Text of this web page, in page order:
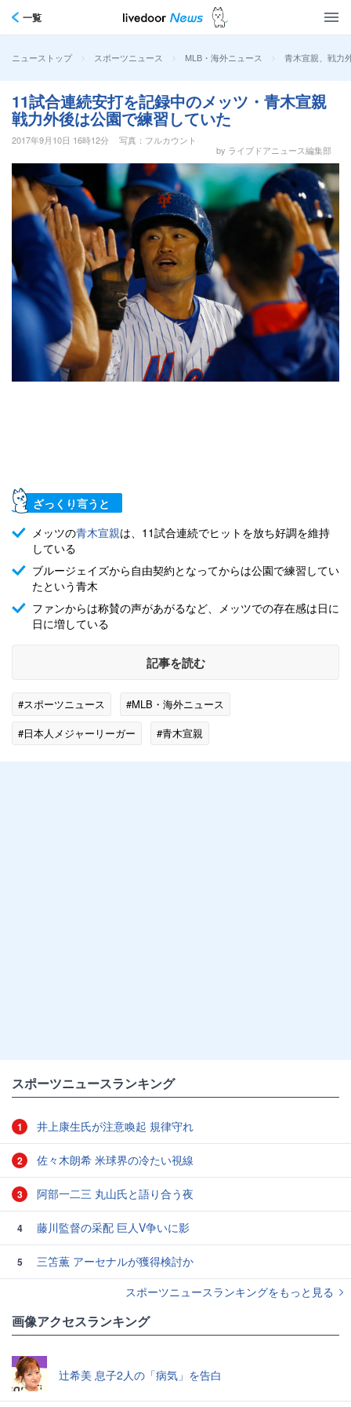
一覧
ニューストップ > スポーツニュース > MLB・海外ニュース > 青木宣親、戦力
11試合連続安打を記録中のメッツ・青木宣親
戦力外後は公園で練習していた
2017年9月10日 16時12分
写真：フルカウント
by ライブドアニュース編集部
ざっくり言うと
メッツの青木宣親は、11試合連続でヒットを放ち好調を維持
している
ブルージェイズから自由契約となってからは公園で練習してい
たという青木
ファンからは称賛の声があがるなど、メッツでの存在感は日に
日に増している
記事を読む
#スポーツニュース
#MLB・海外ニュース
#日本人メジャーリーガー
#青木宣親
スポーツニュースランキング
1 井上康生氏が注意喚起 規律守れ
2 佐々木朗希 米球界の冷たい視線
3 阿部一二三 丸山氏と語り合う夜
4 藤川監督の采配 巨人V争いに影
5
三笘薫 アーセナルが獲得検討か
スポーツニュースランキングをもっと見る
画像アクセスランキング
辻希美 息子2人の「病気」を告白